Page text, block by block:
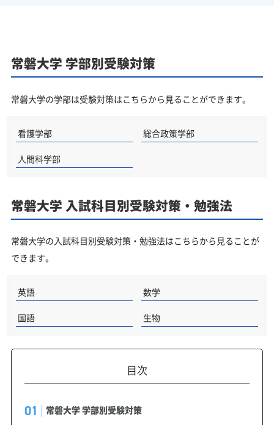
常磐大学 学部別受験対策
常磐大学の学部は受験対策はこちらから見ることができます。
看護学部 総合政策学部
人間科学部
常磐大学 入試科目別受験対策・勉強法
常磐大学の入試科目別受験対策・勉強法はこちらから見ることが
できます。
英語 数学
国語 生物
目次
常磐大学 学部別受験対策